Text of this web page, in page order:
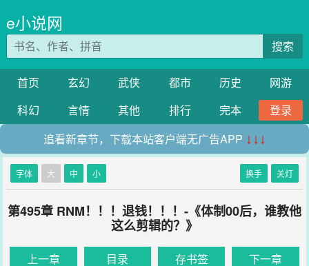
e小说网
搜索
首页 玄幻 武侠 都市 历史
网游
科幻
言情 其他 排行 完本
登录
追看新章节，下载本站客户端无广告APP ↓↓↓
字体 大 中 小 换手 关灯
第495章 RNM！！！退钱！！！-《体制00后，谁教他
这么剪辑的？》
上一章 目录 存书签 下一章